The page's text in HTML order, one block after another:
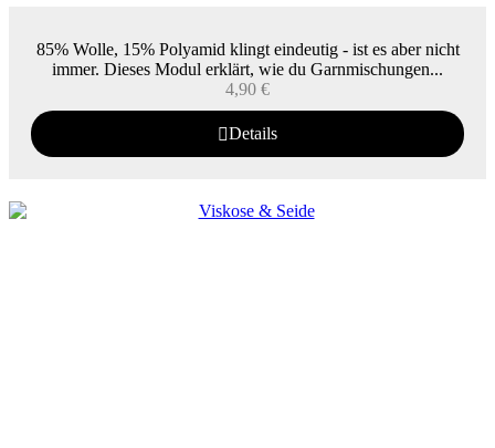
85% Wolle, 15% Polyamid klingt eindeutig - ist es aber nicht
immer. Dieses Modul erklärt, wie du Garnmischungen...
4,90 €
Details